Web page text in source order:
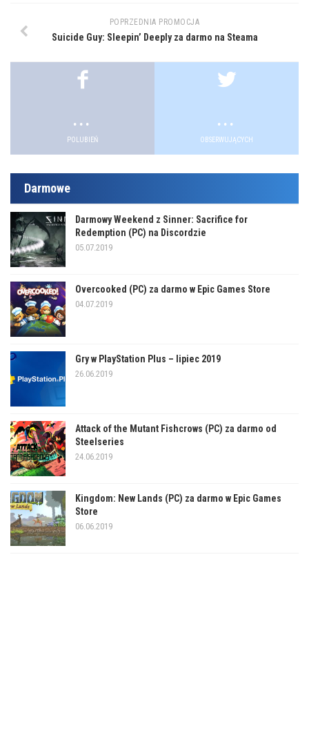
POPRZEDNIA PROMOCJA
Suicide Guy: Sleepin’ Deeply za darmo na Steama
.
POLUBIEŃ
.
OBSERWUJĄCYCH
Darmowe
Darmowy Weekend z Sinner: Sacrifice for
Redemption (PC) na Discordzie
05.07.2019
Overcooked (PC) za darmo w Epic Games Store
04.07.2019
Gry w PlayStation Plus – lipiec 2019
26.06.2019
Attack of the Mutant Fishcrows (PC) za darmo od
Steelseries
24.06.2019
Kingdom: New Lands (PC) za darmo w Epic Games
Store
06.06.2019